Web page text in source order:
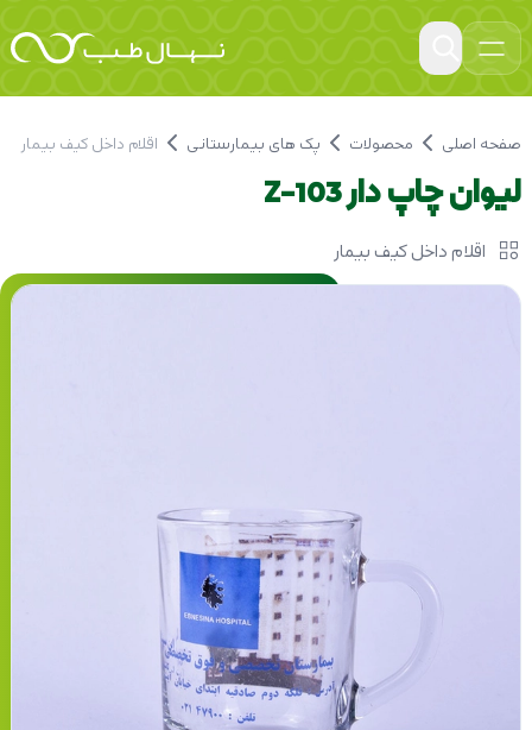
صفحه اصلی محصولات پک های بیمارستانی اقلام داخل کیف بیمار
لیوان چاپ دار Z-103
اقلام داخل کیف بیمار